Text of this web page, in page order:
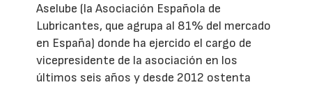
Aselube (la Asociación Española de
Lubricantes, que agrupa al 81% del mercado
en España) donde ha ejercido el cargo de
vicepresidente de la asociación en los
últimos seis años y desde 2012 ostenta